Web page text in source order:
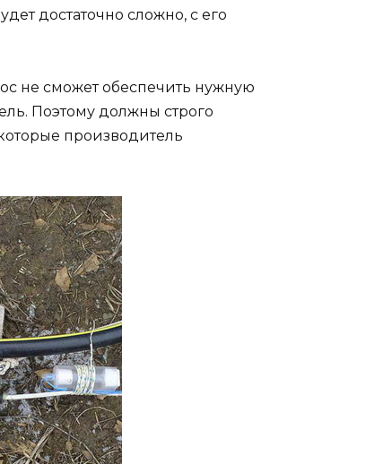
достаточно сложно, с его
не сможет обеспечить нужную
Поэтому должны строго
производитель